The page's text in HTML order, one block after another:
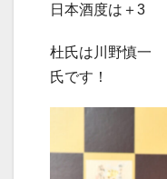
日本酒度は＋3
杜氏は川野
氏です！